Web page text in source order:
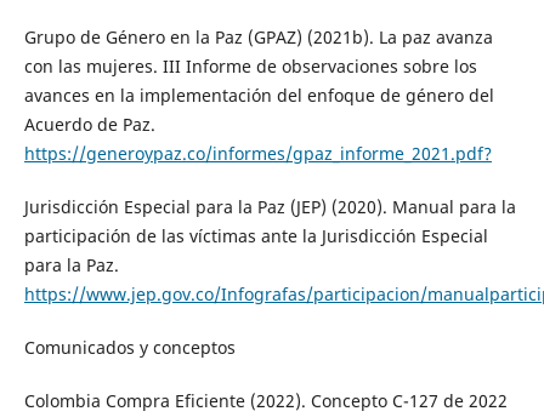
Grupo de Género en la Paz (GPAZ) (2021b). La paz avanza
con las mujeres. III Informe de observaciones sobre los
avances en la implementación del enfoque de género del
Acuerdo de Paz.
https://generoypaz.co/informes/gpaz_informe_2021.pdf?
Jurisdicción Especial para la Paz (JEP) (2020). Manual para la
participación de las víctimas ante la Jurisdicción Especial
para la Paz.
https://www.jep.gov.co/Infografas/participacion/
Comunicados y conceptos
Colombia Compra Eficiente (2022). Concepto C-127 de 2022